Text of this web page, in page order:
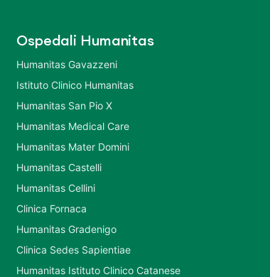
Ospedali Humanitas
Humanitas Gavazzeni
Istituto Clinico Humanitas
Humanitas San Pio X
Humanitas Medical Care
Humanitas Mater Domini
Humanitas Castelli
Humanitas Cellini
Clinica Fornaca
Humanitas Gradenigo
Clinica Sedes Sapientiae
Humanitas Istituto Clinico Catanese